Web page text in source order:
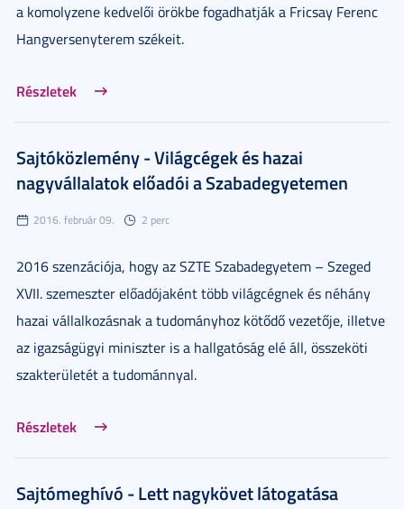
a komolyzene kedvelői örökbe fogadhatják a Fricsay Ferenc
Hangversenyterem székeit.
Részletek
Sajtóközlemény - Világcégek és hazai
nagyvállalatok előadói a Szabadegyetemen
2016. február 09. 2 perc
2016 szenzációja, hogy az SZTE Szabadegyetem – Szeged
XVII. szemeszter előadójaként több világcégnek és néhány
hazai vállalkozásnak a tudományhoz kötődő vezetője, illetve
az igazságügyi miniszter is a hallgatóság elé áll, összeköti
szakterületét a tudománnyal.
Részletek
Sajtómeghívó - Lett nagykövet látogatása